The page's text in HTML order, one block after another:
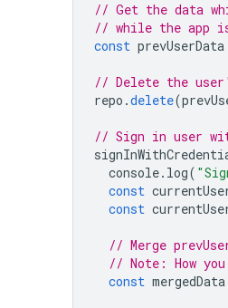
// Get the data
// while the app
const prevUserData
// Delete the
repo .delete(
// Sign in user
console. log(
const
const
// Merge
// Note: How
const mergedData